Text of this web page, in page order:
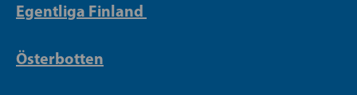
Egentliga Finland
Österbotten